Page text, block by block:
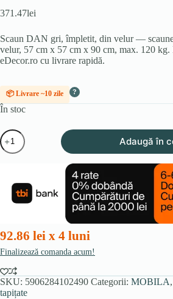
371.47lei
Scaun DAN gri, împletit, din velur —
velur, 57 cm x 57 cm x 90 cm, max. 120
eDecor.ro cu livrare rapidă.
📦 Livrare ~10 zile ?
În stoc
Cantitate
Scaun
DAN
velur
Adaugă în
92.86 lei x 4 luni
Finalizează comanda acum!
SKU: 5906284102490 Categorii: MOBILA,
tapițate